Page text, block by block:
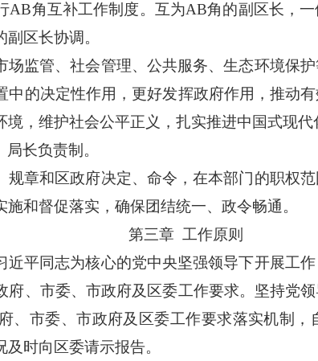
AB角互补工作制度。互为AB角的副区长，
区长协调。
场监管、社会管理、公共服务、生态环境保
中的决定性作用，更好发挥政府作用，推动
，维护社会公平正义，扎实推进中国式现代
长负责制。
规章和区政府决定、命令，在本部门的职权
和督促落实，确保团结统一、政令畅通。
第三章 工作原则
近平同志为核心的党中央坚强领导下开展工
、市委、市政府及区委工作要求。坚持党
、市委、市政府及区委工作要求落实机制
时向区委请示报告。